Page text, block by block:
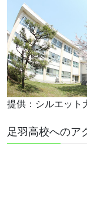
提供：シルエット
足羽高校へのア